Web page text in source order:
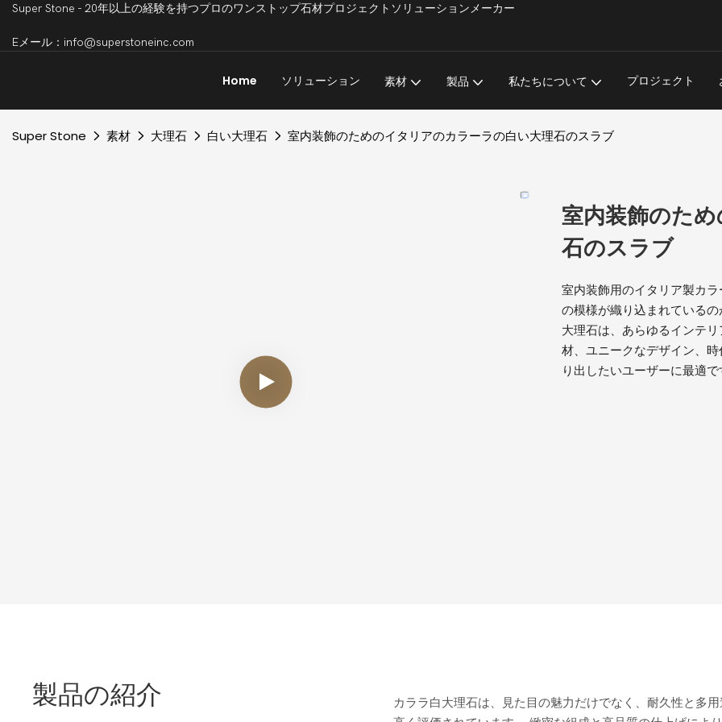
Super Stone - 20年以上の経験を持つプロのワンストップ石材プロジェクトソリューションメーカー
Eメール：info@superstoneinc.com
Home ソリューション 素材 製品 私たちについて プロジェクト
Super Stone 素材 大理石 白い大理石 室内装飾のためのイタリアのカラーラの白い大理石のスラブ
室内装飾のた
石のスラブ
室内装飾用のイタリア製カ
の模様が織り込まれている
大理石は、あらゆるインテ
材、ユニークなデザイン、
り出したいユーザーに最適で
製品の紹介
カララ白大理石は、見た目の魅力だけでなく、耐久性と多